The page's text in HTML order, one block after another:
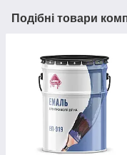
Подібні товари